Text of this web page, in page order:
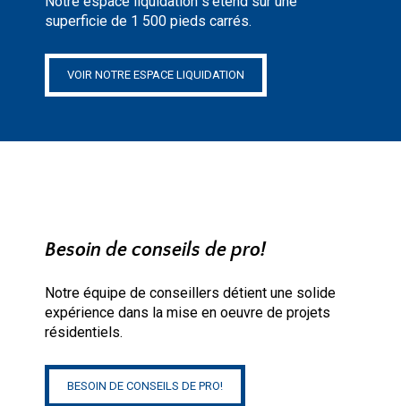
superficie de 1 500 pieds carrés.
VOIR NOTRE ESPACE LIQUIDATION
Besoin de conseils de pro!
Notre équipe de conseillers détient une solide
expérience dans la mise en oeuvre de projets
résidentiels.
BESOIN DE CONSEILS DE PRO!